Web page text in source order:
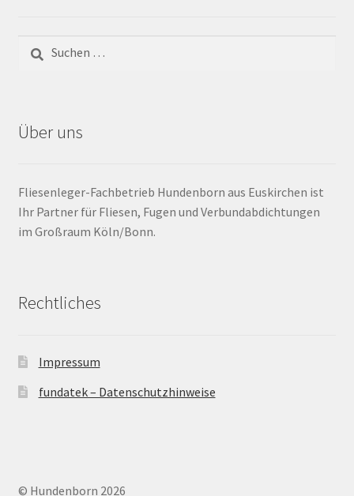
Ardex
Ausgleichsmassen / Spachtelmassen
Bewegungsfugen / Dehnungsfuge
Bordüre
Calciumsulfatestrich / Fließestrich
nach:
Über uns
Fliesenleger-Fachbetrieb Hundenborn aus Euskirchen ist
Ihr Partner für Fliesen, Fugen und Verbundabdichtungen
im Großraum Köln/Bonn.
Rechtliches
Impressum
fundatek – Datenschutzhinweise
© Hundenborn 2026